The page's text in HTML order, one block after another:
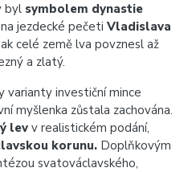
byl symbolem dynastie
jezdecké pečeti Vladislava
celé země lva povznesl až
a zlatý.
varianty investiční mince
myšlenka zůstala zachována.
lev v realistickém podání,
korunu. Doplňkovým
svatováclavského,